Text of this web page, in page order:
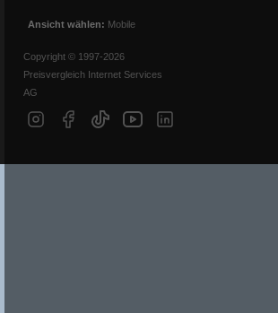
Ansicht wählen: Mobile
Copyright © 1997-2026
Preisvergleich Internet Services
AG